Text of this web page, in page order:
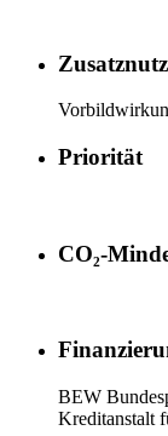
Priorität
CO₂-
BEW
Kreditanstalt